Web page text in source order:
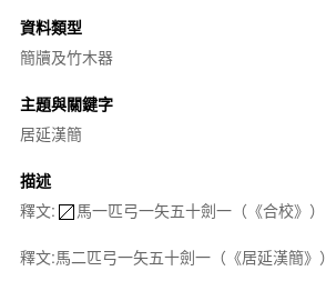
資料類型
簡牘及竹木器
主題與關鍵字
居延漢簡
描述
釋文:
馬一匹弓一矢五十劍一（《合校》）
釋文:馬二匹弓一矢五十劍一（《居延漢簡》）